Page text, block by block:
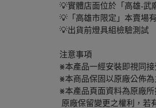
💡實體店面位於「高雄-武
💡「高雄市限定」本賣場
💡出貨前燈具組檢驗測試
注意事項
⨳本產品一經安裝即視同接
⨳本商品保固以原廠公佈為
⨳本產品頁面資料為原廠
原廠保留變更之權利，若